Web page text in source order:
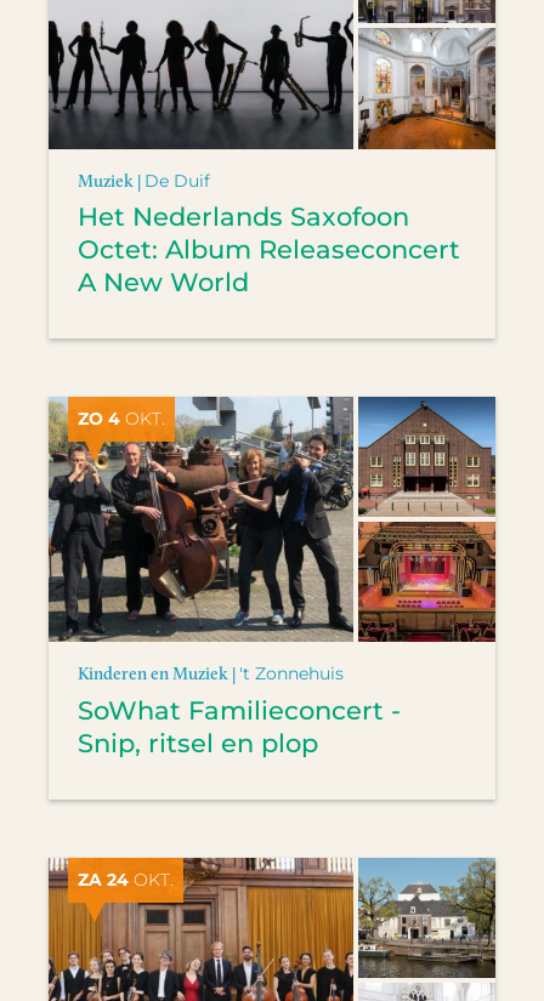
Muziek | De Duif
Het Nederlands Saxofoon
Octet: Album Releaseconcert
A New World
ZO 4 OKT.
Kinderen en Muziek | 't Zonnehuis
SoWhat Familieconcert -
Snip, ritsel en plop
ZA 24 OKT.